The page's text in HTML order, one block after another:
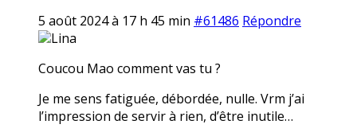
5 août 2024 à 17 h 45 min #61486 Répondre
Lina
Coucou Mao comment vas tu ?
Je me sens fatiguée, débordée, nulle. Vrm j’ai
l’impression de servir à rien, d’être inutile…